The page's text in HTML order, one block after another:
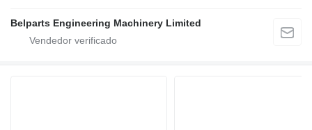
Belparts Engineering Machinery Limited